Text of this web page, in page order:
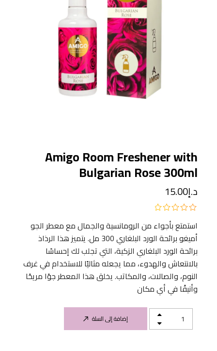
Amigo Room Freshener with
Bulgarian Rose 300ml
د.إ15.00
استمتع بأجواء من الرومانسية والجمال مع معطر الجو
أميغو برائحة الورد البلغاري 300 مل. يتميز هذا الرذاذ
برائحة الورد البلغاري الزكية، التي تجلب لك إحساسًا
بالانتعاش والهدوء، مما يجعله مثاليًا للاستخدام في غرف
النوم، والصالات، والمكاتب. يخلق هذا المعطر جوًا مريحًا
وأنيقًا في أي مكان
إضافة إلى السلة